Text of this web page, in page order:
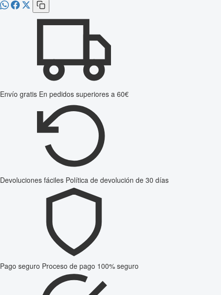
Envío gratis En pedidos superiores a 60€
Devoluciones fáciles Política de devolución de 30 días
Pago seguro Proceso de pago 100% seguro